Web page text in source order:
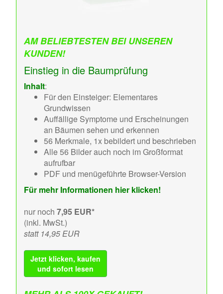
AM BELIEBTESTEN BEI UNSEREN
KUNDEN!
Einstieg in die Baumprüfung
Inhalt:
Für den Einsteiger: Elementares
Grundwissen
Auffällige Symptome und Erscheinungen
an Bäumen sehen und erkennen
56 Merkmale, 1x bebildert und beschrieben
Alle 56 Bilder auch noch im Großformat
aufrufbar
PDF und menügeführte Browser-Version
Für mehr Informationen hier klicken!
nur noch 7,95 EUR*
(inkl. MwSt.)
statt 14,95 EUR
Jetzt klicken, kaufen
und sofort lesen